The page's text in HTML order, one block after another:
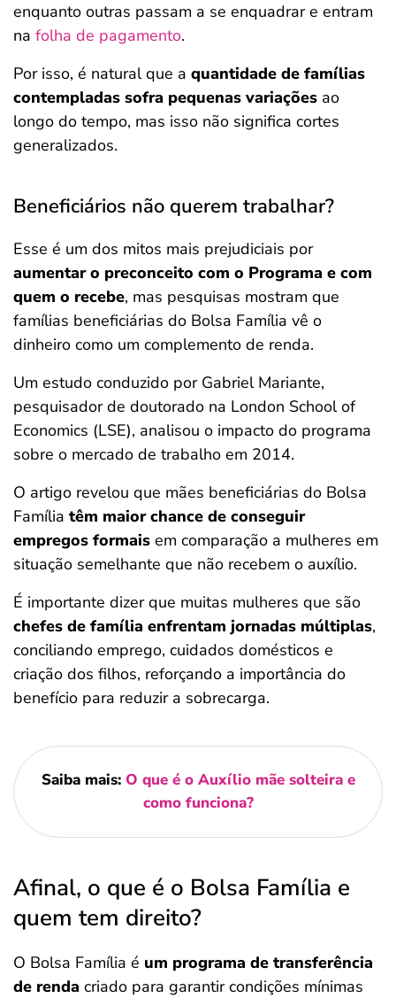
enquanto outras passam a se enquadrar e entram
na folha de pagamento.
Por isso, é natural que a quantidade de famílias
contempladas sofra pequenas variações ao
longo do tempo, mas isso não significa cortes
generalizados.
Beneficiários não querem trabalhar?
Esse é um dos mitos mais prejudiciais por
aumentar o preconceito com o Programa e com
quem o recebe, mas pesquisas mostram que
famílias beneficiárias do Bolsa Família vê o
dinheiro como um complemento de renda.
Um estudo conduzido por Gabriel Mariante,
pesquisador de doutorado na London School of
Economics (LSE), analisou o impacto do programa
sobre o mercado de trabalho em 2014.
O artigo revelou que mães beneficiárias do Bolsa
Família têm maior chance de conseguir
empregos formais em comparação a mulheres em
situação semelhante que não recebem o auxílio.
É importante dizer que muitas mulheres que são
chefes de família enfrentam jornadas múltiplas,
conciliando emprego, cuidados domésticos e
criação dos filhos, reforçando a importância do
benefício para reduzir a sobrecarga.
Saiba mais: O que é o Auxílio mãe solteira e
como funciona?
Afinal, o que é o Bolsa Família e
quem tem direito?
O Bolsa Família é um programa de transferência
de renda criado para garantir condições mínimas